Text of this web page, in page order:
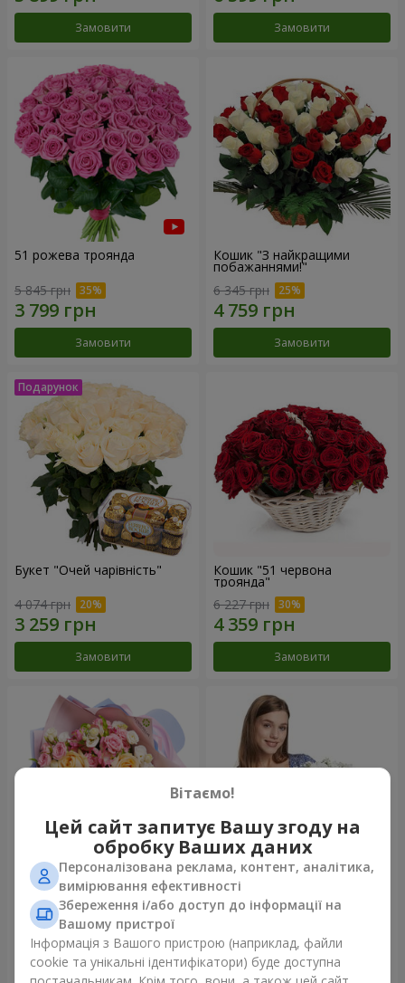
Замовити Замовити
51 рожева троянда
5 845 грн
Замовити
Кошик "З найкращими
побажаннями!"
6 345 грн
Замовити
Букет "Очей чарівність"
4 074 грн
Замовити
Кошик "51 червона
троянда"
6 227 грн
Замовити
Букет "Казка мого життя"
2 443 грн
Замовити
Кошик "Янголятко"
Замовити
Вітаємо!
Цей сайт запитує Вашу згоду на
обробку Ваших даних
Персоналізована реклама, контент, аналітика,
вимірювання ефективності
Збереження і/або доступ до інформації на
Вашому пристрої
Інформація з Вашого пристрою (наприклад, файли
cookie та унікальні ідентифікатори) буде доступна